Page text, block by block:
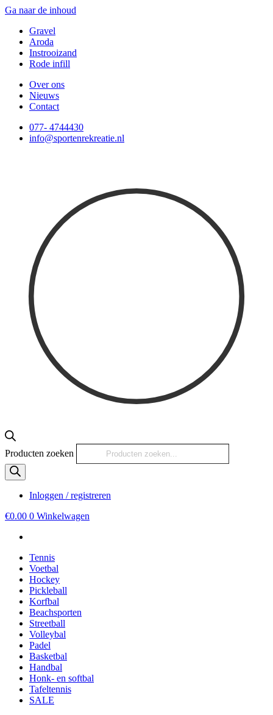
Ga naar de inhoud
Gravel
Aroda
Instrooizand
Rode infill
Over ons
Nieuws
Contact
077- 4744430
info@sportenrekreatie.nl
Producten zoeken
Inloggen / registreren
€0.00 0 Winkelwagen
Tennis
Voetbal
Hockey
Pickleball
Korfbal
Beachsporten
Streetball
Volleybal
Padel
Basketbal
Handbal
Honk- en softbal
Tafeltennis
SALE